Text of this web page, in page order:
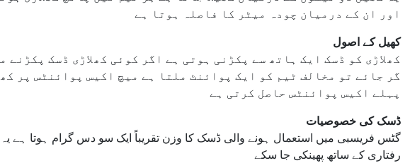
اور ان کے درمیان چودہ میٹر کا فاصلہ ہوتا ہے
کھیل کے اصول
کھلاڑی کو ڈسک ایک ہاتھ سے پکڑنی ہوتی ہے اگر کوئی کھلاڑی ڈسک پکڑنے
گر جائے تو مخالف ٹیم کو ایک پوائنٹ ملتا ہے میچ اکیس پوائنٹس پر
پہلے اکیس پوائنٹس حاصل کرتی ہے
ڈسک کی خصوصیات
گٹس فریسبی میں استعمال ہونے والی ڈسک کا وزن تقریباً ایک سو دس گرام ہوتا ہے یہ
رفتاری کے ساتھ پھینکی جا سکے